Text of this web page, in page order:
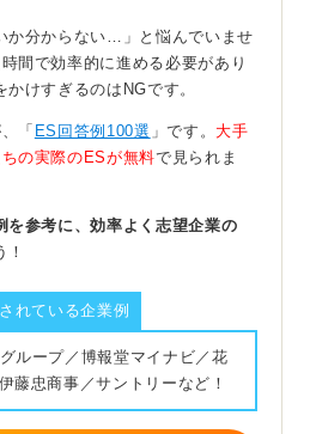
工夫、感謝」の3点を棚卸しして
なりに工夫した作業、人から感謝
出し、その裏にある動機（慎重
ます。
的業務でどう役立つかをセット
行動のプロセスを丁寧に書くこ
か分からない…」と悩んでいませ
間で効率的に進める必要があり
けすぎるのはNGです。
「 ES回答例100選 」です。 大手
の実際のESが無料で見られま
を参考に、効率よく志望企業の
れている企業例
ループ／博報堂マイナビ／花
藤忠商事／サントリーなど！